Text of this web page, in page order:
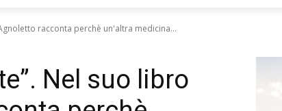
racconta perchè un'altra medicina...
Nel suo libro